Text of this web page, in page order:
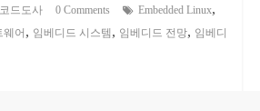
코드도사 0 Comments Embedded Linux,
웨어 , 임베디드 시스템 , 임베디드 전망, 임베디